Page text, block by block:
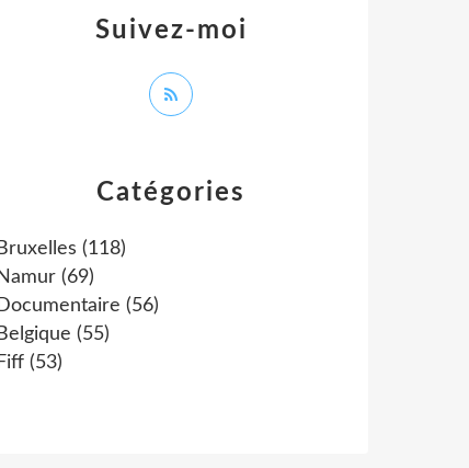
Catégories
Bruxelles (118)
Namur (69)
Documentaire (56)
Belgique (55)
Fiff (53)
Suivez-moi